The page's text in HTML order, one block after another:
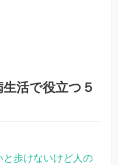
活で役立つ５
と歩けないけど人の